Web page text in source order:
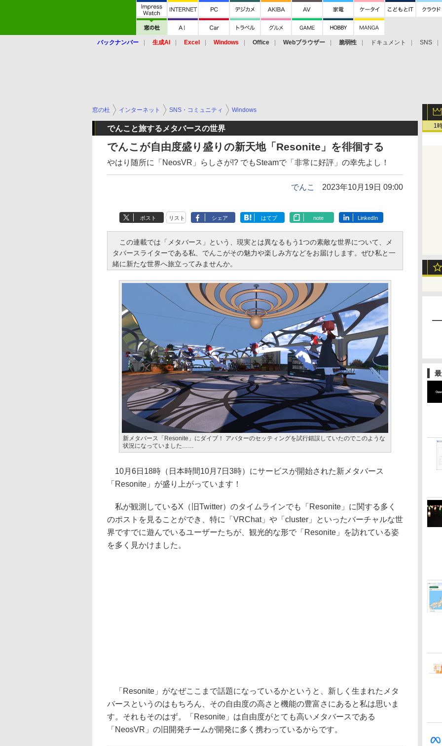
バックナンバー 生成AI Excel Windows Office Webブラウザー 脆弱性 ドキュメント SNS
1
窓の杜 インターネット SNS・コミュニティ Windows
でんこと旅するメタバースの世界
でんこが自由度盛り盛りの新天地「Resonite」を徘徊する
やはり随所に「NeosVR」らしさが!? でもSteamで「非常に好評」の幸先よし！
でんこ 2023年10月19日 09:00
ポスト リスト シェア はてブ note LinkedIn
この連載では「メタバース」という、現実とは異なるもう1つの素敵な世界について、メ
タバースライターである私、でんこがその魅力や楽しみ方などをお届けします。ぜひ私と一
緒に新たな世界へ旅立ってみませんか。
新メタバース「Resonite」にダイブ！ アバターのセッティングを試行錯誤していたのでこのような
状況になっていました……
10月6日18時（日本時間10月7日3時）にサービスが開始された新メタバース
「Resonite」が盛り上がっています！
私が観測しているX（旧Twitter）のタイムラインでも「Resonite」に関する多く
のポストを見ることができ、特に「VRChat」や「cluster」といったバーチャルな世
界ですでに遊んでいるユーザーたちが、観光的な形で「Resonite」を訪れている姿
を多く見かけました。
「Resonite」がなぜここまで話題になっているかというと、新しく生まれたメタ
バースというのはもちろん、その自由度の高さと機能の豊富さにあると私は思いま
す。それもそのはず。「Resonite」は自由度がとても高いメタバースである
「NeosVR」の旧開発チームが開発に多く携わっているからです。